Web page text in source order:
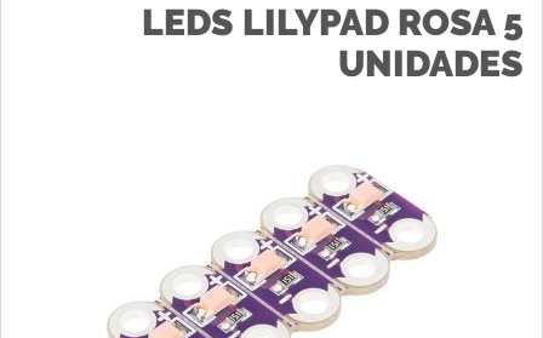
LEDS LILYPAD ROSA 5
UNIDADES